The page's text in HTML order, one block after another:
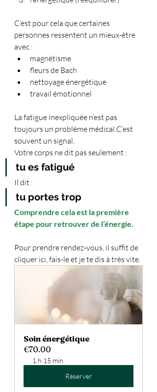
C’est pour cela que certaines
personnes ressentent un mieux-être
avec :
magnétisme
fleurs de Bach
nettoyage énergétique
travail émotionnel
La fatigue inexpliquée n’est pas
toujours un problème médical.C’est
souvent un signal.
Votre corps ne dit pas seulement :
tu es fatigué
Il dit :
tu portes trop
Comprendre cela est la première
étape pour retrouver de l’énergie.
Pour prendre rendez-vous, il suffit de
cliquer ici, fais-le et je te dis à très vite.
Soin énergétique
€70.00
1 h 15 min
Réserver